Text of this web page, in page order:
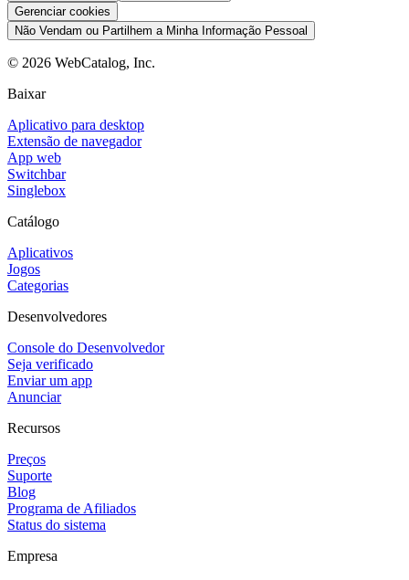
Gerenciar cookies
Não Vendam ou Partilhem a Minha Informação Pessoal
© 2026 WebCatalog, Inc.
Baixar
Aplicativo para desktop
Extensão de navegador
App web
Switchbar
Singlebox
Catálogo
Aplicativos
Jogos
Categorias
Desenvolvedores
Console do Desenvolvedor
Seja verificado
Enviar um app
Anunciar
Recursos
Preços
Suporte
Blog
Programa de Afiliados
Status do sistema
Empresa